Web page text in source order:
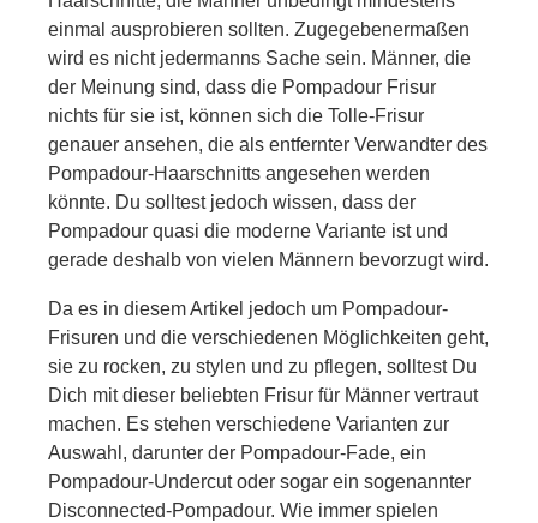
einmal ausprobieren sollten. Zugegebenermaßen
wird es nicht jedermanns Sache sein. Männer, die
der Meinung sind, dass die Pompadour Frisur
nichts für sie ist, können sich die Tolle-Frisur
genauer ansehen, die als entfernter Verwandter des
Pompadour-Haarschnitts angesehen werden
könnte. Du solltest jedoch wissen, dass der
Pompadour quasi die moderne Variante ist und
gerade deshalb von vielen Männern bevorzugt wird.
Da es in diesem Artikel jedoch um Pompadour-
Frisuren und die verschiedenen Möglichkeiten geht,
sie zu rocken, zu stylen und zu pflegen, solltest Du
Dich mit dieser beliebten Frisur für Männer vertraut
machen. Es stehen verschiedene Varianten zur
Auswahl, darunter der Pompadour-Fade, ein
Pompadour-Undercut oder sogar ein sogenannter
Disconnected-Pompadour. Wie immer spielen